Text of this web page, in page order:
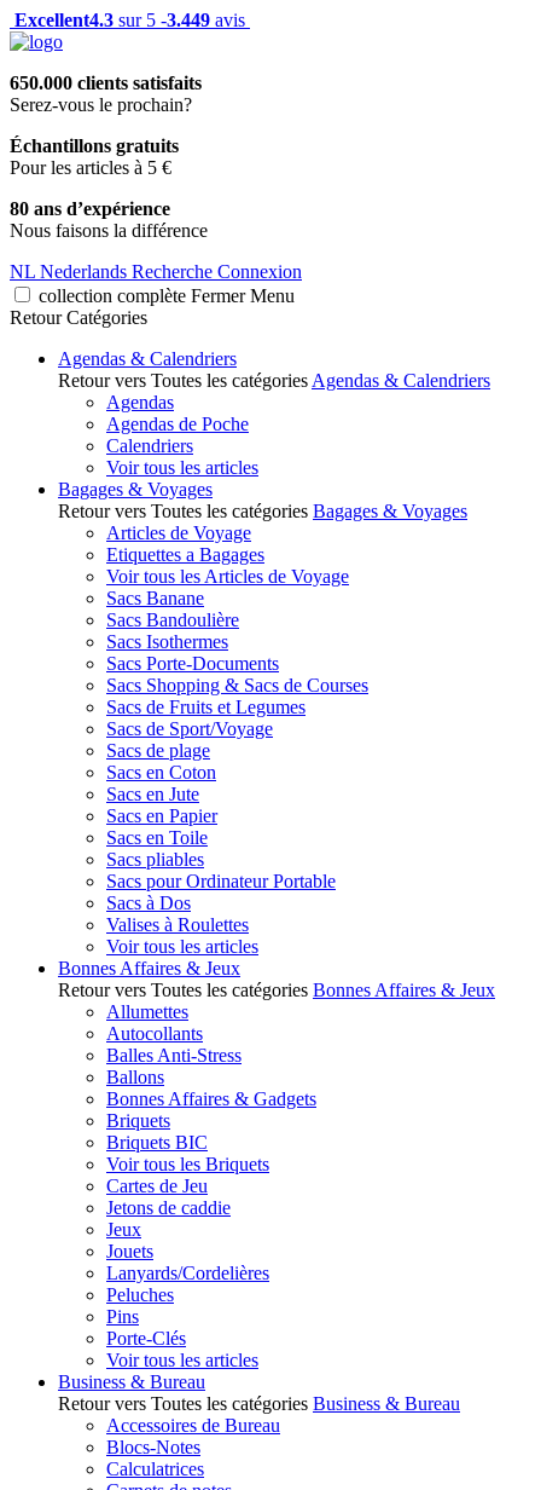
Excellent4.3 sur 5 -3.449 avis
650.000 clients satisfaits
Serez-vous le prochain?
Échantillons gratuits
Pour les articles à 5 €
80 ans d’expérience
Nous faisons la différence
NL Nederlands Recherche Connexion
collection complète Fermer Menu
Retour Catégories
Agendas & Calendriers
Retour vers Toutes les catégories Agendas & Calendriers
Agendas
Agendas de Poche
Calendriers
Voir tous les articles
Bagages & Voyages
Retour vers Toutes les catégories Bagages & Voyages
Articles de Voyage
Etiquettes a Bagages
Voir tous les Articles de Voyage
Sacs Banane
Sacs Bandoulière
Sacs Isothermes
Sacs Porte-Documents
Sacs Shopping & Sacs de Courses
Sacs de Fruits et Legumes
Sacs de Sport/Voyage
Sacs de plage
Sacs en Coton
Sacs en Jute
Sacs en Papier
Sacs en Toile
Sacs pliables
Sacs pour Ordinateur Portable
Sacs à Dos
Valises à Roulettes
Voir tous les articles
Bonnes Affaires & Jeux
Retour vers Toutes les catégories Bonnes Affaires & Jeux
Allumettes
Autocollants
Balles Anti-Stress
Ballons
Bonnes Affaires & Gadgets
Briquets
Briquets BIC
Voir tous les Briquets
Cartes de Jeu
Jetons de caddie
Jeux
Jouets
Lanyards/Cordelières
Peluches
Pins
Porte-Clés
Voir tous les articles
Business & Bureau
Retour vers Toutes les catégories Business & Bureau
Accessoires de Bureau
Blocs-Notes
Calculatrices